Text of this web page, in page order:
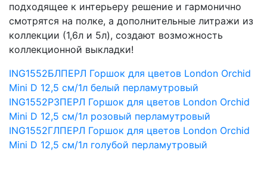
подходящее к интерьеру решение и гармонично
смотрятся на полке, а дополнительные литражи из
коллекции (1,6л и 5л), создают возможность
коллекционной выкладки!
ING1552БЛПЕРЛ Горшок для цветов London Orchid
Mini D 12,5 см/1л белый перламутровый
ING1552РЗПЕРЛ Горшок для цветов London Orchid
Mini D 12,5 см/1л розовый перламутровый
ING1552ГЛПЕРЛ Горшок для цветов London Orchid
Mini D 12,5 см/1л голубой перламутровый